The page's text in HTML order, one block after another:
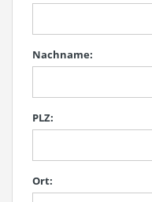
Nachname:
PLZ:
Ort: